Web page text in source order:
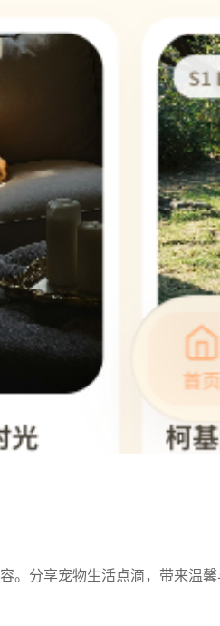
。分享宠物生活点滴，带来温馨